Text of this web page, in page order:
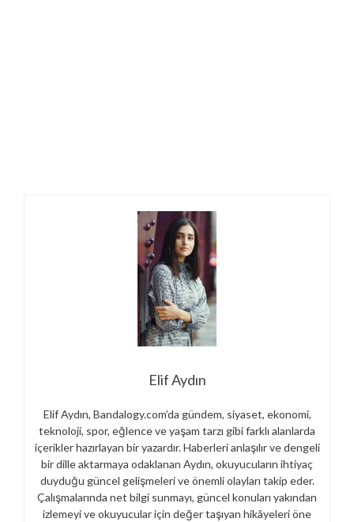
Elif Aydın
Elif Aydın, Bandalogy.com’da gündem, siyaset, ekonomi,
teknoloji, spor, eğlence ve yaşam tarzı gibi farklı alanlarda
içerikler hazırlayan bir yazardır. Haberleri anlaşılır ve dengeli
bir dille aktarmaya odaklanan Aydın, okuyucuların ihtiyaç
duyduğu güncel gelişmeleri ve önemli olayları takip eder.
Çalışmalarında net bilgi sunmayı, güncel konuları yakından
izlemeyi ve okuyucular için değer taşıyan hikâyeleri öne